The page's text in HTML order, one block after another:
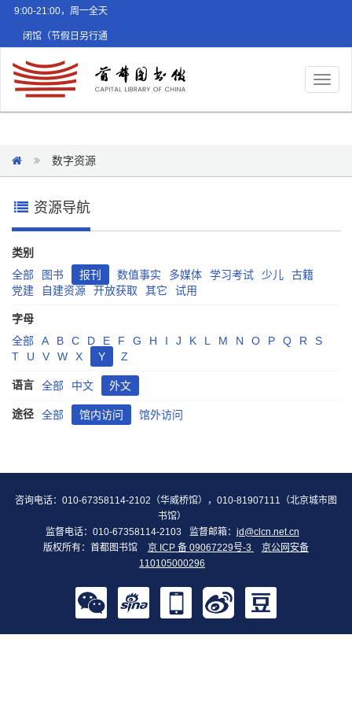
9:00-21:00，周一全天
闭馆（节假日另行通
数字资源
资源导航
类别
全部
图书 报刊 数值事实 多媒体 学习考试 少儿
古籍
党建
自建资源 开放获取 其它 试用
字母
全部
A B C D E F G H I J K L M N O P Q R
S
T
U V W X Y Z
语言 全部 中文 外文
途径 全部 馆内访问 馆外访问
咨询电话：010-67358114-2102（华威桥馆），010-81907111（北京城市图
书馆）
监督电话：010-67358114-2103
监督邮箱： jd@clcn.net.cn
版权所有：首都图书馆
京 ICP 备 09067229号-3
京公网安备
110105000296